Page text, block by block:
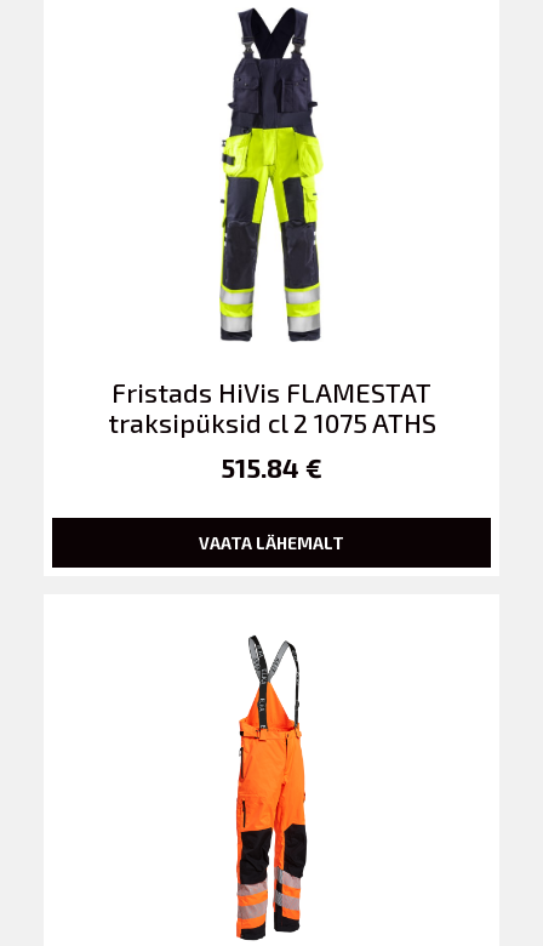
Fristads HiVis FLAMESTAT
traksipüksid cl 2 1075 ATHS
515.84 €
VAATA LÄHEMALT